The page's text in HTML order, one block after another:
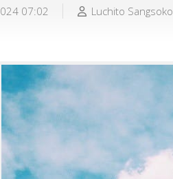
07:02 Luchito Sangsoko